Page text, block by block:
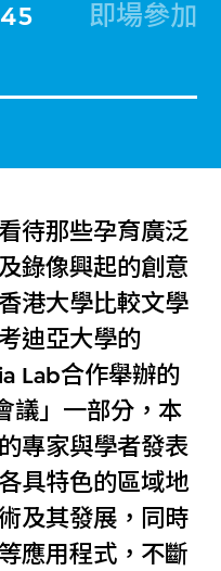
即場參加
待那些孕育廣泛
錄像興起的創意
港大學比較文學
迪亞大學的
Lab合作舉辦的
議」一部分，本
專家與學者發表
具特色的區域地
及其發展，同時
應用程式，不斷